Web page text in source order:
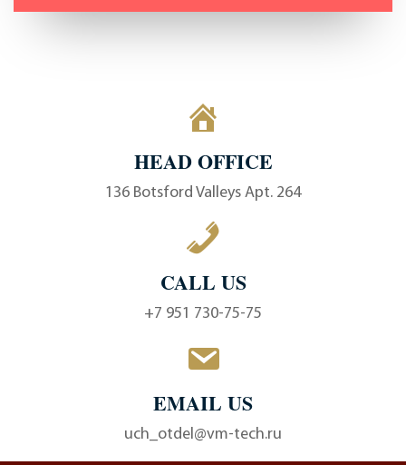
HEAD OFFICE
136 Botsford Valleys Apt. 264
CALL US
+7 951 730-75-75
EMAIL US
uch_otdel@vm-tech.ru